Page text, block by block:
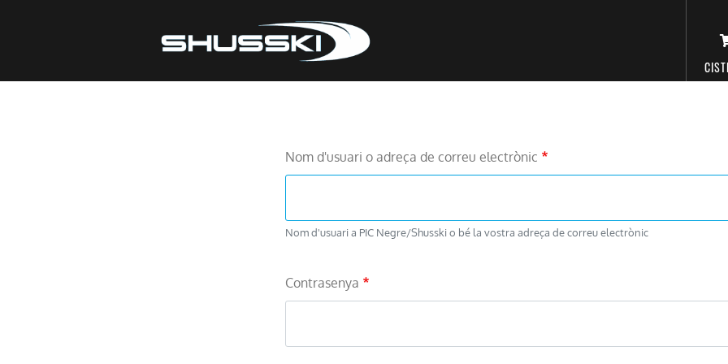
contingut
Nom d'usuari o adreça de correu electrònic
Nom d'usuari a PIC Negre/Shusski o bé la vostra adreça de correu electrònic
Contrasenya